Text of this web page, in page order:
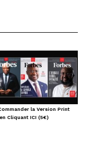
la Version Print
Cliquant ICI (5€)